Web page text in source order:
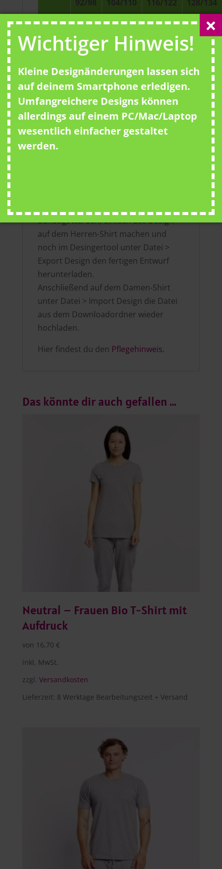
92/98 104/110 116/122 128/134
(A)
34 38
Länge
(B)
43 47 50 53
Du kannst natürlich auch eine anderes
Textil in unserem
benötigt werden, einfach das Design
auf dem Herren-Shirt machen und
noch im Desingertool unter Datei >
Export Design den fertigen Entwurf
herunterladen.
Anschließend auf dem Damen-Shirt
unter Datei > Import Design die Datei
aus dem Downloadordner wieder
hochladen.
Hier findest du den Pflegehinweis.
Das könnte dir auch gefallen …
Neutral – Frauen Bio T-Shirt mit
Aufdruck
von 16,70 €
inkl. MwSt.
zzgl. Versandkosten
Lieferzeit: 8 Werktage Bearbeitungszeit + Versand
Wichtiger Hinweis!
Kleine Designänderungen lassen sich
auf deinem Smartphone erledigen.
Umfangreichere Designs können
allerdings auf einem PC/Mac/Laptop
wesentlich einfacher gestaltet
werden.